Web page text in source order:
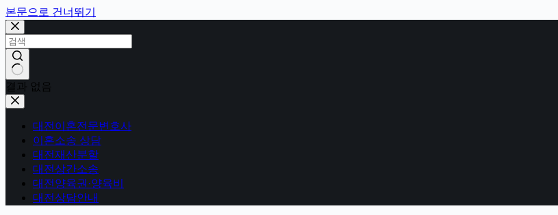
본문으로 건너뛰기
결과 없음
대전이혼전문변호사
이혼소송 상담
대전재산분할
대전상간소송
대전양육권·양육비
대전상담안내